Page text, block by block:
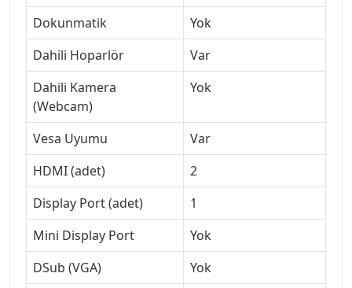
Dokunmatik
Yok
Dahili Hoparlör
Var
Dahili Kamera
(Webcam)
Yok
Vesa Uyumu
Var
HDMI (adet)
2
Display Port (adet)
1
Mini Display Port
Yok
DSub (VGA)
Yok